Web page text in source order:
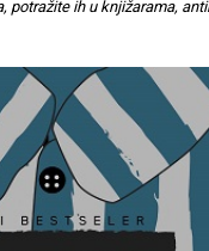
potražite ih u knjižarama,